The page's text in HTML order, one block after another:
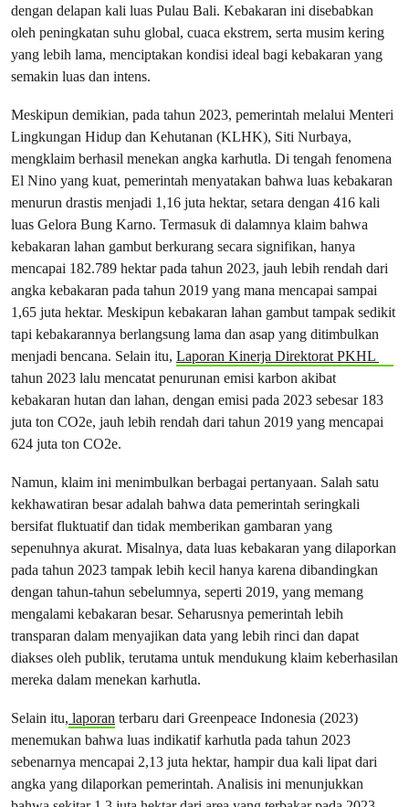
dengan delapan kali luas Pulau Bali. Kebakaran ini disebabkan
oleh peningkatan suhu global, cuaca ekstrem, serta musim kering
yang lebih lama, menciptakan kondisi ideal bagi kebakaran yang
semakin luas dan intens.
Meskipun demikian, pada tahun 2023, pemerintah melalui Menteri
Lingkungan Hidup dan Kehutanan (KLHK), Siti Nurbaya,
mengklaim berhasil menekan angka karhutla. Di tengah fenomena
El Nino yang kuat, pemerintah menyatakan bahwa luas kebakaran
menurun drastis menjadi 1,16 juta hektar, setara dengan 416 kali
luas Gelora Bung Karno. Termasuk di dalamnya klaim bahwa
kebakaran lahan gambut berkurang secara signifikan, hanya
mencapai 182.789 hektar pada tahun 2023, jauh lebih rendah dari
angka kebakaran pada tahun 2019 yang mana mencapai sampai
1,65 juta hektar. Meskipun kebakaran lahan gambut tampak sedikit
tapi kebakarannya berlangsung lama dan asap yang ditimbulkan
menjadi bencana. Selain itu, Laporan Kinerja Direktorat PKHL
tahun 2023 lalu mencatat penurunan emisi karbon akibat
kebakaran hutan dan lahan, dengan emisi pada 2023 sebesar 183
juta ton CO2e, jauh lebih rendah dari tahun 2019 yang mencapai
624 juta ton CO2e.
Namun, klaim ini menimbulkan berbagai pertanyaan. Salah satu
kekhawatiran besar adalah bahwa data pemerintah seringkali
bersifat fluktuatif dan tidak memberikan gambaran yang
sepenuhnya akurat. Misalnya, data luas kebakaran yang dilaporkan
pada tahun 2023 tampak lebih kecil hanya karena dibandingkan
dengan tahun-tahun sebelumnya, seperti 2019, yang memang
mengalami kebakaran besar. Seharusnya pemerintah lebih
transparan dalam menyajikan data yang lebih rinci dan dapat
diakses oleh publik, terutama untuk mendukung klaim keberhasilan
mereka dalam menekan karhutla.
Selain itu, laporan terbaru dari Greenpeace Indonesia (2023)
menemukan bahwa luas indikatif karhutla pada tahun 2023
sebenarnya mencapai 2,13 juta hektar, hampir dua kali lipat dari
angka yang dilaporkan pemerintah. Analisis ini menunjukkan